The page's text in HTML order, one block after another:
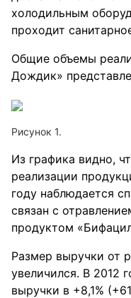
холодильным
проходит
Общие объемы
Дождик»
Рисунок 1.
Из графика видно,
реализации
году наблюдается
связан с
продуктом
Размер выручки от
увеличился. В 2012
выручки в +8,1%